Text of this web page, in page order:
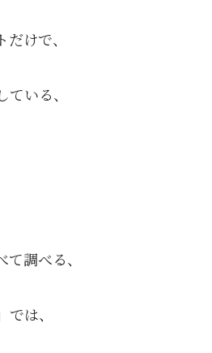
けで、
いる、
調べる、
は、